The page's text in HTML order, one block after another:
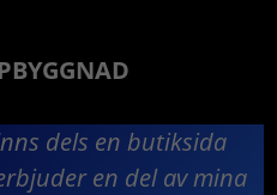
dels en butiksida
en del av mina